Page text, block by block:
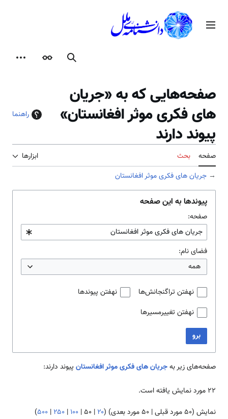
محتوامنوی اصلی
جستجوظاهر
صفحه‌هایی که به «جریان
های فکری موثر افغانستان»
پیوند دارند
راهنما
صفحه بحث
ابزارها
→ جریان های فکری موثر افغانستان
پیوندها به این صفحه
صفحه:
فضای نام:
همه
نهفتن تراگنجانش‌ها
نهفتن پیوندها
نهفتن تغییرمسیرها
برو
صفحه‌های زیر بهجریان های فکری موثر افغانستان پیوند دارند:
۲۲ مورد نمایش یافته است.
نمایش (۵۰ مورد قبلی | ۵۰ مورد بعدی ) (۲۰ | ۵۰| ۱۰۰ | ۲۵۰ | ۵۰۰)